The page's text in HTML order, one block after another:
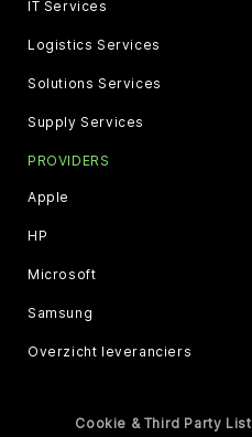
IT Services
Logistics Services
Solutions Services
Supply Services
PROVIDERS
Apple
HP
Microsoft
Samsung
Overzicht leveranciers
Cookie & Third Party List